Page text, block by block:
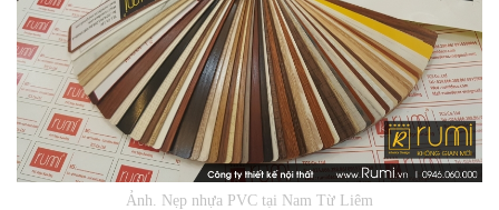
Ảnh. Nẹp nhựa PVC tại Nam Từ Liêm